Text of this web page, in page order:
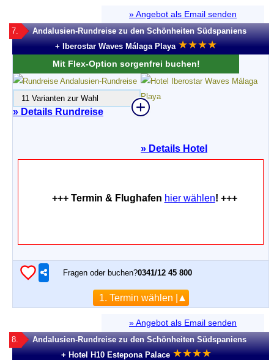
» Angebot als Email senden
7.
Andalusien-Rundreise zu den Schönheiten Südspaniens
+ Iberostar Waves Málaga Playa ★★★★
Mit Flex-Option sorgenfrei buchen!
» Details Rundreise
11 Varianten zur Wahl
» Details Hotel
+++ Termin & Flughafen hier wählen! +++
Fragen oder buchen?0341/12 45 800
1. Termin wählen |
» Angebot als Email senden
8.
Andalusien-Rundreise zu den Schönheiten Südspaniens
+ Hotel H10 Estepona Palace ★★★★